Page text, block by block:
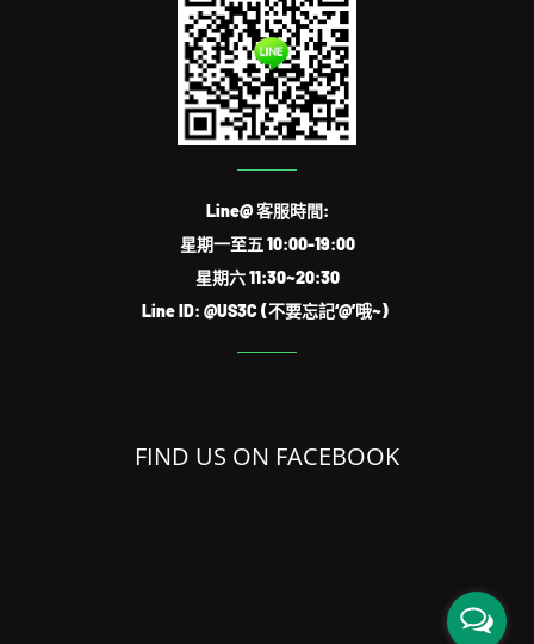
Line@ 客服時間:
星期一至五 10:00-19:00
星期六 11:30~20:30
Line ID: @US3C (不要忘記‘@’哦~)
FIND US ON FACEBOOK